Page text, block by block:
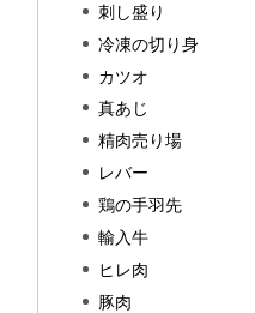
刺し盛り
冷凍の切り身
カツオ
真あじ
精肉売り場
レバー
鶏の手羽先
輸入牛
ヒレ肉
豚肉